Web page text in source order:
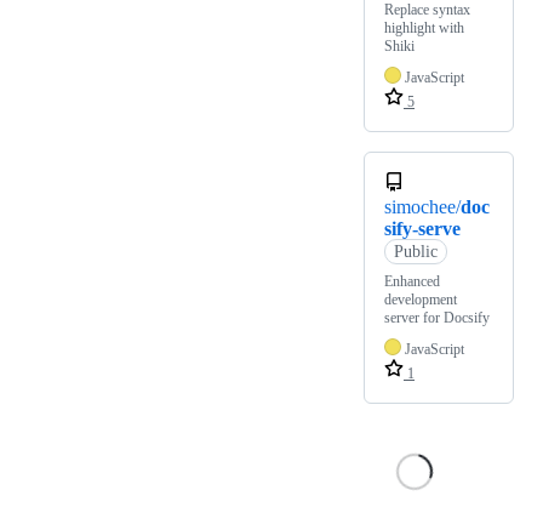
Replace syntax
highlight with
Shiki
JavaScript
5
simochee/doc
sify-serve
Public
Enhanced
development
server for Docsify
JavaScript
1